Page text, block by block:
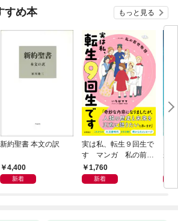
すめ本 もっと見る
新約聖書 本文の訳
4,400
新着
実は私、転生９回生で
す マンガ 私の前世
物語1,760
新着
が